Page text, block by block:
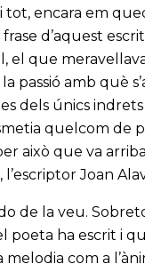
tot, encara em
d’aquest
el que
passió amb què
dels únics
quelcom
això que va
Joan
de la veu.
poeta ha escrit i
com a